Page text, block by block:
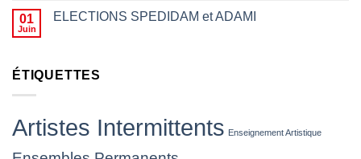
fait
leur
des
23h59
01
Juin
ELECTIONS SPEDIDAM et ADAMI
ÉTIQUETTES
Artistes Intermittents Enseignement Artistique